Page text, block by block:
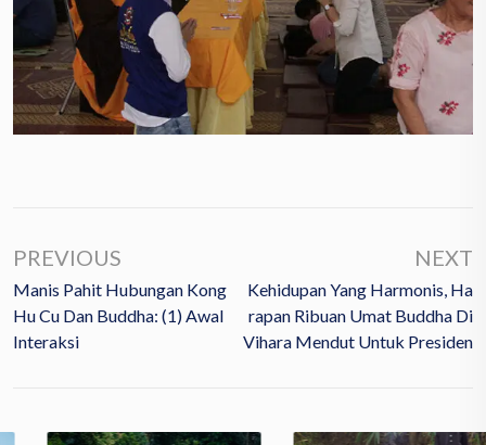
PREVIOUS
Manis Pahit Hubungan Kong
Hu Cu Dan Buddha: (1) Awal
Interaksi
NEXT
Kehidupan Yang Harmonis, Ha
Rapan Ribuan Umat Buddha Di
Vihara Mendut Untuk Presiden